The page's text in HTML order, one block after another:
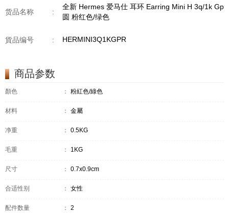
货品名称 :
全新 Hermes 爱马仕 耳环 Earring Mini H 3q/1k Gp
圆 粉红色/绿色
貨品编号 : HERMINI3Q1KGPR
商品参数
顏色 ： 粉紅色/綠色
材料 ： 金屬
净重 ： 0.5KG
毛重 ： 1KG
尺寸 ： 0.7x0.9cm
合适性别 ： 女性
配件数量 ： 2